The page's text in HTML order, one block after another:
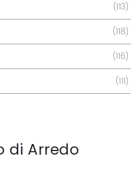
113
118
116
111
di Arredo